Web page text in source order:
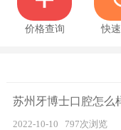
价格查询 快
苏州牙博士口腔怎么
2022-10-10 797次浏览